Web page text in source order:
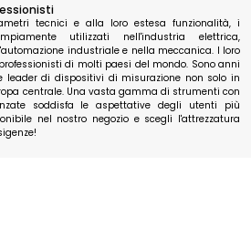
tecnici e alla loro estesa funzionalità, i
utilizzati nell'industria elettrica,
industriale e nella meccanica. I loro
di molti paesi del mondo. Sono anni
leader di dispositivi di misurazione non solo in
centrale. Una vasta gamma di strumenti con
soddisfa le aspettative degli utenti più
nel nostro negozio e scegli l'attrezzatura